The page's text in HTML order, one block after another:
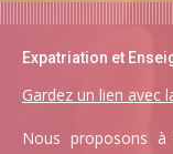
Expatriation et
Gardez un lien avec
Nous proposons